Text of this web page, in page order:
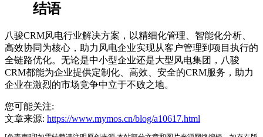
结语
八骏CRM风电行业解决方案，以精细化管理、智能化分析、
高效协同为核心，助力风电企业实现从客户管理到项目执行的
全链路优化。无论是中小型企业还是大型风电集团，八骏
CRM都能为企业提供定制化、高效、安全的CRM服务，助力
企业在激烈的市场竞争中立于不败之地。
您可能关注:
文章来源: https://www.mymos.cn/blog/a10617.html